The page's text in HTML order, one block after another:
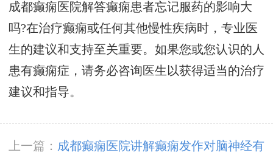
成都癫痫医院解答癫痫患者忘记服药的影响大
吗?在治疗癫痫或任何其他慢性疾病时，专业医
生的建议和支持至关重要。如果您或您认识的人
患有癫痫症，请务必咨询医生以获得适当的治疗
建议和指导。
上一篇： 成都癫痫医院讲解癫痫发作对脑神经有